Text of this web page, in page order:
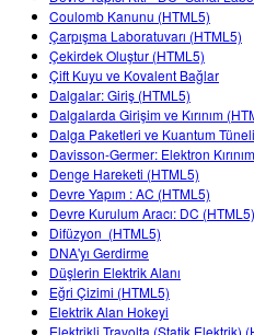
Customizable Sims
Teaching with PhET
STEM Eğitiminde ÇEKA
SceneryStack OSE
Impact Report
Coulomb Kanunu (HTML5)
Çarpışma Laboratuvarı (HTML5)
Çekirdek Oluştur (HTML5)
Çift Kuyu ve Kovalent Bağlar
Dalgalar: Giriş (HTML5)
Dalgalarda Girişim ve Kırınım
Dalga Paketleri ve Kuantum Tüneli
Davisson-Germer: Elektron
Denge Hareketi (HTML5)
Devre Yapım : AC (HTML5)
Devre Kurulum Aracı: DC (HTML5)
Difüzyon (HTML5)
DNA'yı Gerdirme
Düşlerin Elektrik Alanı
Eğri Çizimi (HTML5)
Elektrik Alan Hokeyi
Elektrikli Travolta (Statik Elektrik)